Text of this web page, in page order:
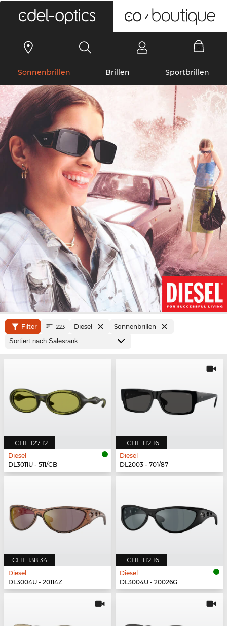
Sonnenbrillen Brillen Sportbrillen
Filter 223 Diesel Sonnenbrillen
CHF 127.12
Diesel
DL3011U - 511/CB
CHF 112.16
Diesel
DL2003 - 701/87
CHF 138.34
Diesel
DL3004U - 20114Z
CHF 112.16
Diesel
DL3004U - 20026G